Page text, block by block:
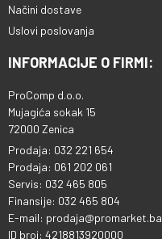
Načini dostave
Uslovi poslovanja
INFORMACIJE O FIRMI:
ProComp d.o.o.
Mujagića sokak 15
72000 Zenica
Prodaja: 032 221 654
Prodaja: 061 202 061
Servis: 032 465 805
Finansije: 032 465 804
E-mail: prodaja@promarket.ba
ID broj: 4218813920000